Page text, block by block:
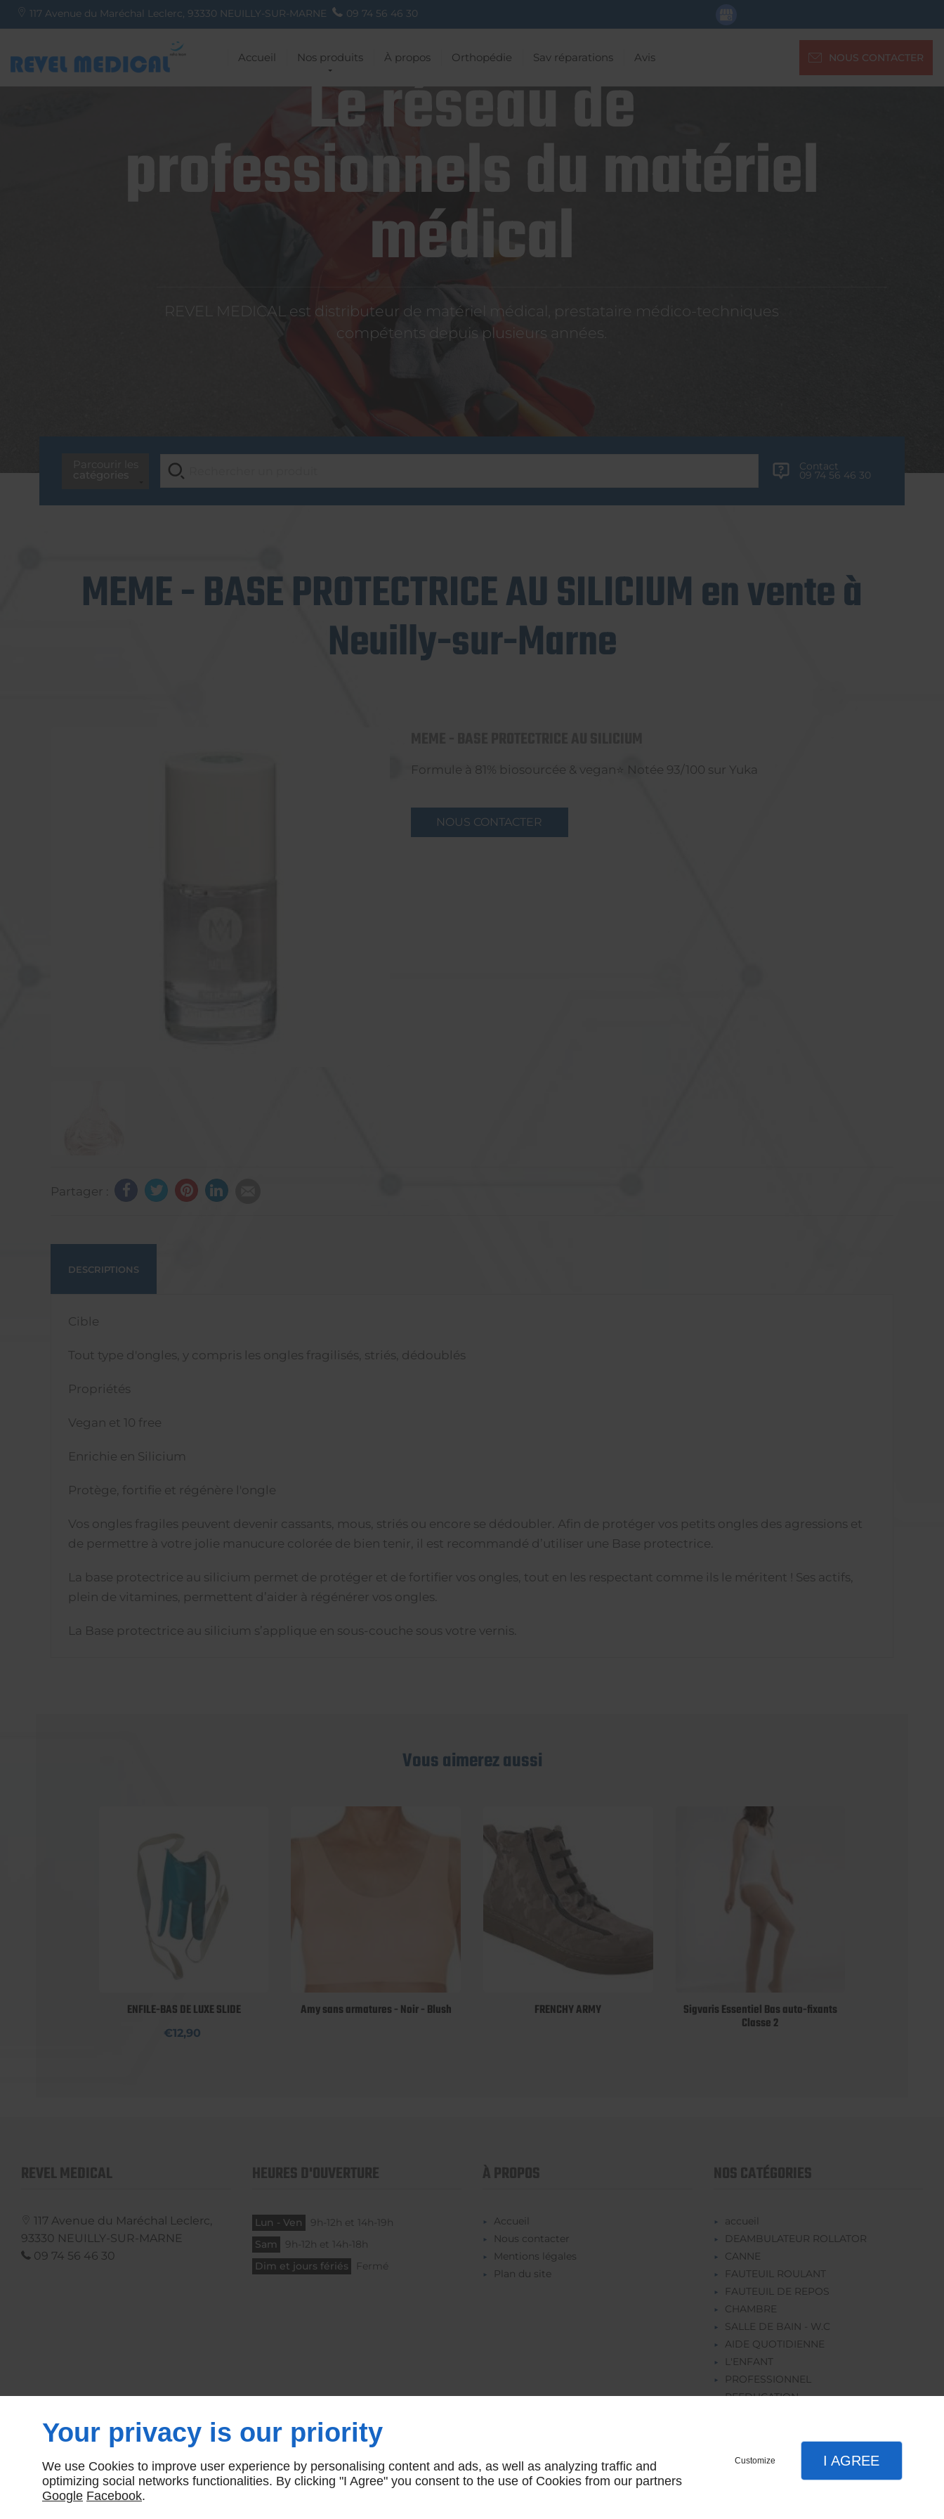
117 Avenue du Maréchal Leclerc, 93330 NEUILLY-SUR-MARNE 09 74 56 46 30
Accueil Nos produits À propos Orthopédie Sav réparations Avis NOUS CONTACTER
Le réseau de
professionnels du matériel
médical
REVEL MEDICAL est distributeur de matériel médical, prestataire médico-techniques
compétents depuis plusieurs années.
Contact
09 74 56 46 30
MEME - BASE PROTECTRICE AU SILICIUM en vente à
Neuilly-sur-Marne
Formule à 81% biosourcée & vegan⭐ Notée 93/100 sur Yuka
NOUS CONTACTER
Partager :
DESCRIPTIONS
Cible
Tout type d'ongles, y compris les ongles fragilisés, striés, dédoublés
Propriétés
Vegan et 10 free
Enrichie en Silicium
Protège, fortifie et régénère l'ongle
Vos ongles fragiles peuvent devenir cassants, mous, striés ou encore se dédoubler. Afin de protéger vos petits ongles des agressions et
de permettre à votre jolie manucure colorée de bien tenir, il est recommandé d’utiliser une Base protectrice.
La base protectrice au silicium permet de protéger et de fortifier vos ongles, tout en les respectant comme ils le méritent ! Ses actifs,
plein de vitamines, permettent d’aider à régénérer vos ongles.
La Base protectrice au silicium s’applique en sous-couche sous votre vernis.
Vous aimerez aussi
ENFILE-BAS DE LUXE SLIDE
€12,90
Amy sans armatures - Noir - Blush FRENCHY ARMY Sigvaris Essentiel Bas auto-fixants
Classe 2
REVEL MEDICAL
117 Avenue du Maréchal Leclerc,
93330 NEUILLY-SUR-MARNE
09 74 56 46 30
HEURES D'OUVERTURE
Lun - Ven
9h-12h et 14h-19h
Sam
9h-12h et 14h-18h
Dim et jours fériés
Fermé
À PROPOS
Accueil
Nous contacter
Mentions légales
Plan du site
NOS CATÉGORIES
accueil
DEAMBULATEUR ROLLATOR
CANNE
FAUTEUIL ROULANT
FAUTEUIL DE REPOS
CHAMBRE
SALLE DE BAIN - W.C
AIDE QUOTIDIENNE
L'ENFANT
PROFESSIONNEL
REEDUCATION
Your privacy is our priority
We use Cookies to improve user experience by personalising content and ads, as well as analyzing traffic and
optimizing social networks functionalities. By clicking "I Agree" you consent to the use of Cookies from our partners
Google Facebook.
Customize I AGREE